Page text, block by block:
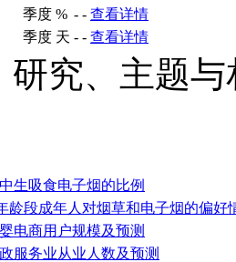
季度 % - - 查看详情
季度 天 - - 查看详情
研究、主题
生吸食电子烟的比例
龄段成年人对烟草和电子烟的偏好
电商用户规模及预测
服务业从业人数及预测